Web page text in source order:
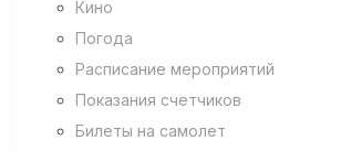
Кино
Погода
Расписание мероприятий
Показания счетчиков
Билеты на самолет